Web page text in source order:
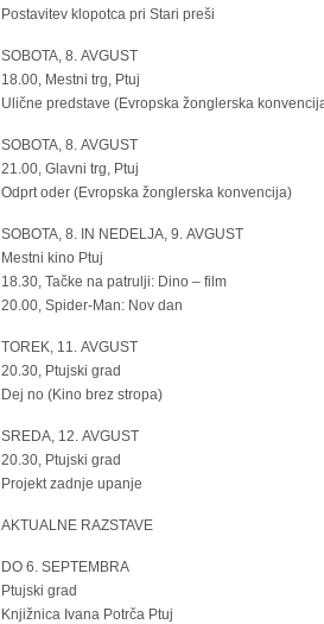
Postavitev klopotca pri Stari preši
SOBOTA, 8. AVGUST
18.00, Mestni trg, Ptuj
Ulične predstave (Evropska žonglerska
SOBOTA, 8. AVGUST
21.00, Glavni trg, Ptuj
Odprt oder (Evropska žonglerska konvencija)
SOBOTA, 8. IN NEDELJA, 9. AVGUST
Mestni kino Ptuj
18.30, Tačke na patrulji: Dino – film
20.00, Spider-Man: Nov dan
TOREK, 11. AVGUST
20.30, Ptujski grad
Dej no (Kino brez stropa)
SREDA, 12. AVGUST
20.30, Ptujski grad
Projekt zadnje upanje
AKTUALNE RAZSTAVE
DO 6. SEPTEMBRA
Ptujski grad
Knjižnica Ivana Potrča Ptuj